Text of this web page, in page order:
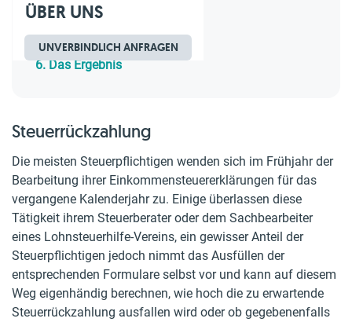
ÜBER UNS
UNVERBINDLICH ANFRAGEN
3. Wichtige Faktoren
5. Die Berechnung
6. Das Ergebnis
Steuerrückzahlung
Die meisten Steuerpflichtigen wenden sich im Frühjahr der
Bearbeitung ihrer Einkommensteuererklärungen für das
vergangene Kalenderjahr zu. Einige überlassen diese
Tätigkeit ihrem Steuerberater oder dem Sachbearbeiter
eines Lohnsteuerhilfe-Vereins, ein gewisser Anteil der
Steuerpflichtigen jedoch nimmt das Ausfüllen der
entsprechenden Formulare selbst vor und kann auf diesem
Weg eigenhändig berechnen, wie hoch die zu erwartende
Steuerrückzahlung ausfallen wird oder ob gegebenenfalls